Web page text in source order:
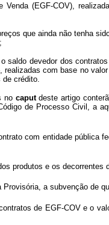
Venda (EGF-COV),
que ainda não tenha
saldo devedor dos
com base no
crédito.
no caputdeste artigo
de Processo Civil, a
com entidade pública
produtos e os
a subvenção de
de EGF-COV e o